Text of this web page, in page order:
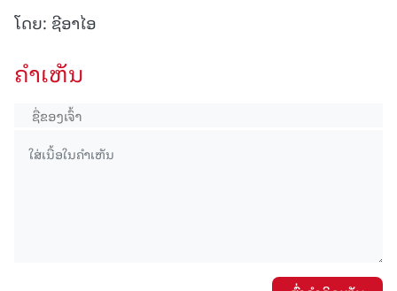
ໂດຍ: ຊີອາໄອ
ຄໍາເຫັນ